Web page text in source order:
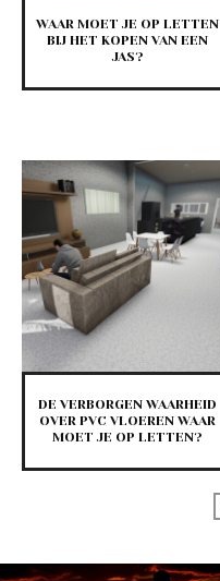
WAAR MOET JE OP LETTEN
BIJ HET KOPEN VAN EEN
JAS?
DE VERBORGEN WAARHEID
OVER PVC VLOEREN WAAR
MOET JE OP LETTEN?